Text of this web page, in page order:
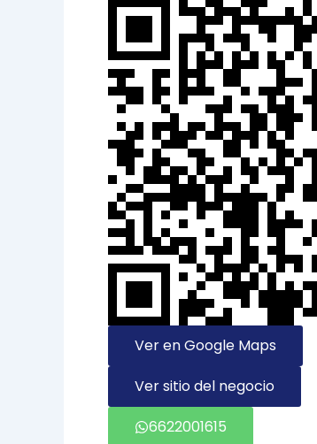
Ver en Google Maps
Ver sitio del negocio
6622001615